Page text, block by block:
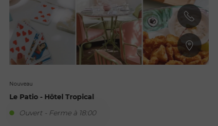
Nouveau
Le Patio - Hôtel Tropical
Ouvert - Ferme à 18:00